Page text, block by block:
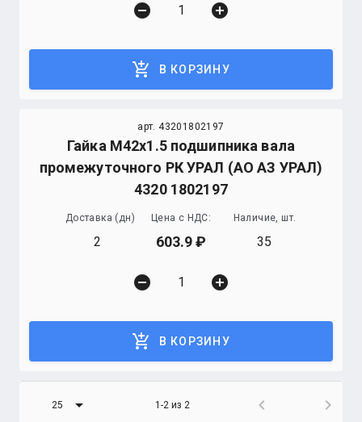
remove_circle add_circle
add_shopping_cart В КОРЗИНУ
арт. 43201802197
Гайка М42х1.5 подшипника вала
промежуточного РК УРАЛ (АО АЗ УРАЛ)
4320 1802197
Доставка (дн)
2
Цена с НДС:
603.9
Наличие, шт.
35
remove_circle add_circle
add_shopping_cart В КОРЗИНУ
25 arrow_drop_down 1-2 из 2 chevron_left chevron_right